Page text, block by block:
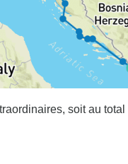
soit au total